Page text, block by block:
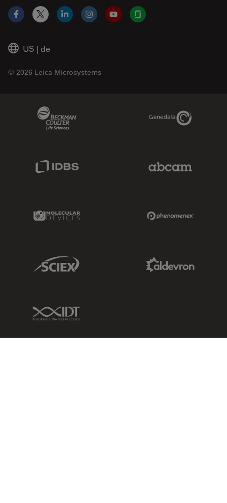
US | de
© 2026 Leica Microsystems
Facebook
X LinkedInInstagramYouTubeGlassdoor
Genedata Link
IDBS Link
Molecular Devices Link
Sciex Link
IDT Link